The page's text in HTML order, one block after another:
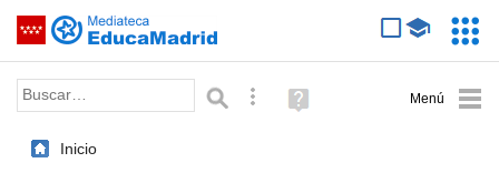
Saltar navegación
Palabra o frase: Búsqueda avanzada
Ayuda
(en
Inicio